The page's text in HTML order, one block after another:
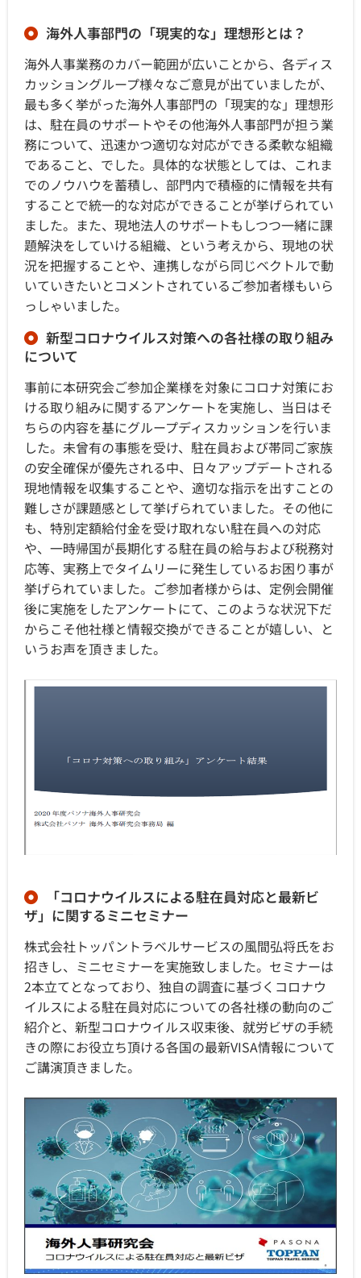
海外人事部門の「現実的な」理想形とは？
海外人事業務のカバー範囲が広いことから、各ディス
カッショングループ様々なご意見が出ていましたが、
最も多く挙がった海外人事部門の「現実的な」理想形
は、駐在員のサポートやその他海外人事部門が担う業
務について、迅速かつ適切な対応ができる柔軟な組織
であること、でした。具体的な状態としては、これま
でのノウハウを蓄積し、部門内で積極的に情報を共有
することで統一的な対応ができることが挙げられてい
ました。また、現地法人のサポートもしつつ一緒に課
題解決をしていける組織、という考えから、現地の状
況を把握することや、連携しながら同じベクトルで動
いていきたいとコメントされているご参加者様もいら
っしゃいました。
新型コロナウイルス対策への各社様の取り組み
について
事前に本研究会ご参加企業様を対象にコロナ対策にお
ける取り組みに関するアンケートを実施し、当日はそ
ちらの内容を基にグループディスカッションを行いま
した。未曾有の事態を受け、駐在員および帯同ご家族
の安全確保が優先される中、日々アップデートされる
現地情報を収集することや、適切な指示を出すことの
難しさが課題感として挙げられていました。その他に
も、特別定額給付金を受け取れない駐在員への対応
や、一時帰国が長期化する駐在員の給与および税務対
応等、実務上でタイムリーに発生しているお困り事が
挙げられていました。ご参加者様からは、定例会開催
後に実施をしたアンケートにて、このような状況下だ
からこそ他社様と情報交換ができることが嬉しい、と
いうお声を頂きました。
「コロナウイルスによる駐在員対応と最新ビ
ザ」に関するミニセミナー
株式会社トッパントラベルサービスの風間弘将氏をお
招きし、ミニセミナーを実施致しました。セミナーは
2本立てとなっており、独自の調査に基づくコロナウ
イルスによる駐在員対応についての各社様の動向のご
紹介と、新型コロナウイルス収束後、就労ビザの手続
きの際にお役立ち頂ける各国の最新VISA情報について
ご講演頂きました。